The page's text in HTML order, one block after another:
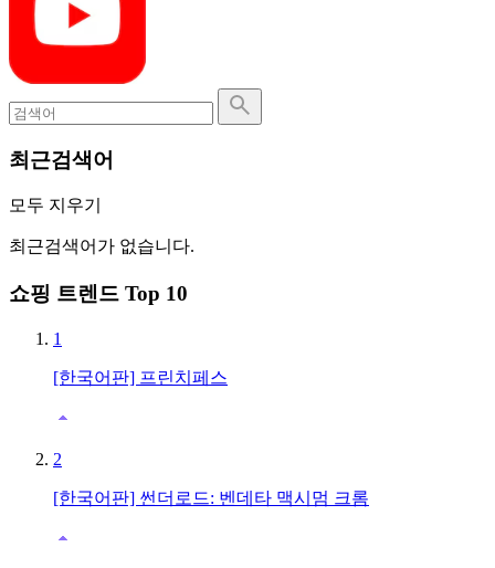
최근검색어
모두 지우기
최근검색어가 없습니다.
쇼핑 트렌드 Top 10
1
[한국어판] 프린치페스
2
[한국어판] 썬더로드: 벤데타 맥시멈 크롬